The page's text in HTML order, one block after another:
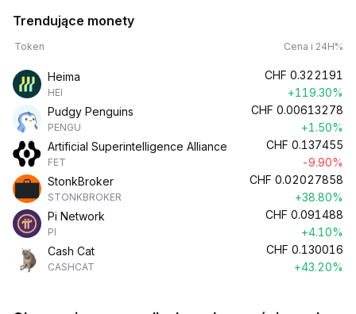
Trendujące monety
Token Cena i 24H%
Heima
HEI
CHF 0.322191
+119.30%
Pudgy Penguins
PENGU
CHF 0.00613278
+1.50%
Artificial Superintelligence Alliance
FET
CHF 0.137455
-9.90%
StonkBroker
STONKBROKER
CHF 0.02027858
+38.80%
Pi Network
PI
CHF 0.091488
+4.10%
Cash Cat
CASHCAT
CHF 0.130016
+43.20%